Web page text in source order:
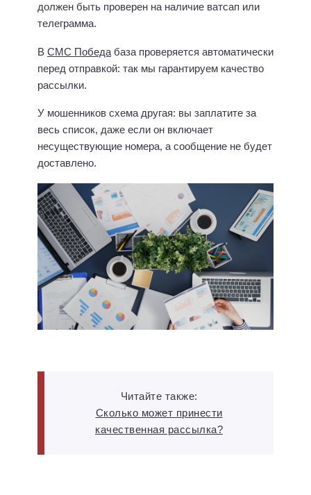
должен быть проверен на наличие ватсап или
телеграмма.
В СМС Победа база проверяется автоматически
перед отправкой: так мы гарантируем качество
рассылки.
У мошенников схема другая: вы заплатите за
весь список, даже если он включает
несуществующие номера, а сообщение не будет
доставлено.
Читайте также:
Сколько может принести
качественная рассылка?